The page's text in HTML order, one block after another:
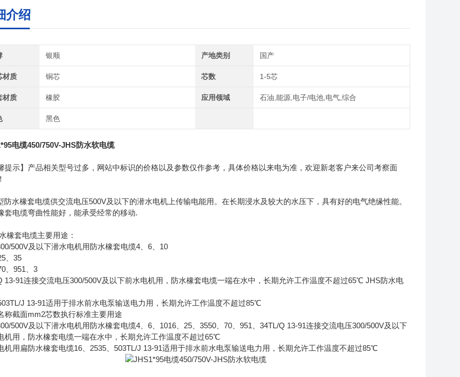
介绍
银顺 产地类别 国产
材质 铜芯 芯数 1-5芯
材质 橡胶 应用领域 石油,能源,电子/电池,电气,综合
黑色
电缆450/750V-JHS防水软电缆
提示】产品相关型号过多，网站中标识的价格以及参数仅作参考，具体价格以来电为准，欢迎新老客户来公司考察面
防水橡套电缆供交流电压500V及以下的潜水电机上传输电能用。在长期浸水及较大的水压下，具有好的电气绝缘性能。
套电缆弯曲性能好，能承受经常的移动.
橡套电缆主要用途：
500V及以下潜水电机用防水橡套电缆4、6、10
、35
、951、3
13-91连接交流电压300/500V及以下前水电机用，防水橡套电缆一端在水中，长期允许工作温度不超过65℃ JHS防水电
J 13-91适用于排水前水电泵输送电力用，长期允许工作温度不超过85℃
称截面mm2芯数执行标准主要用途
500V及以下潜水电机用防水橡套电缆4、6、1016、25、3550、70、951、34TL/Q 13-91连接交流电压300/500V及以下
机用，防水橡套电缆一端在水中，长期允许工作温度不超过65℃
机用扁防水橡套电缆16、2535、503TL/J 13-91适用于排水前水电泵输送电力用，长期允许工作温度不超过85℃